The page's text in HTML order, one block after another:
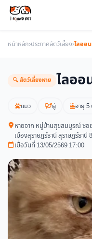
หน้าหลัก›ประกาศสัตว์เลี้ยง›ไลออน
🔍 สัตว์เลี้ยงหาย ไลออ
แมว ผู้ อายุ 5
หายจาก หมู่บ้านสุขสมบูรณ์ ซอ
เมืองสุราษฎร์ธานี สุราษฎร์ธานี
เมื่อวันที่ 13/05/2569 17:00